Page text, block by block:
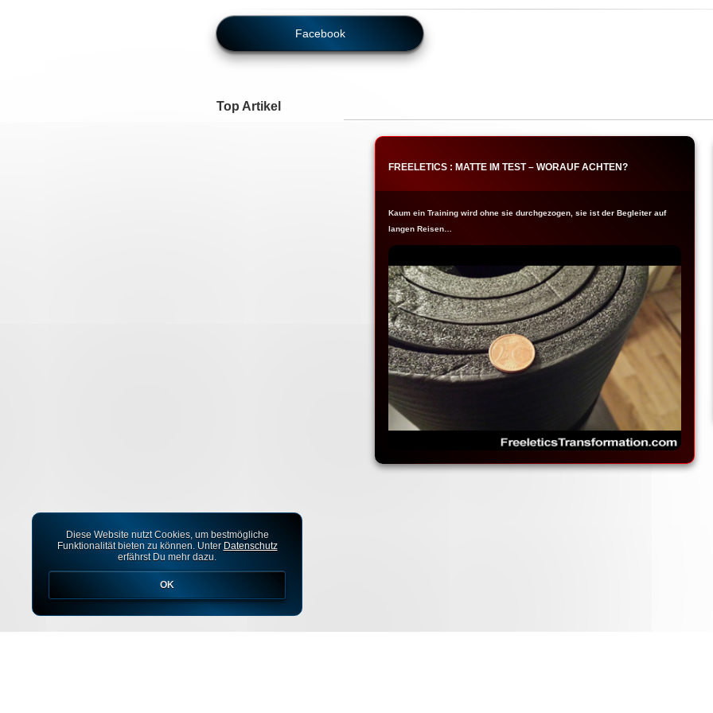
Facebook
Top Artikel
FREELETICS : MATTE IM TEST – WORAUF ACHTEN?
Kaum ein Training wird ohne sie durchgezogen, sie ist der Begleiter auf
langen Reisen…
Diese Website nutzt Cookies, um bestmögliche
Funktionalität bieten zu können. Unter Datenschutz
erfährst Du mehr dazu.
OK